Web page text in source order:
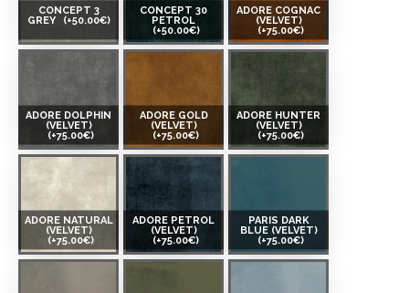
CONCEPT 3
GREY
(+50.00€)
CONCEPT 30
PETROL
(+50.00€)
ADORE COGNAC
(VELVET)
(+75.00€)
ADORE DOLPHIN
(VELVET)
(+75.00€)
ADORE GOLD
(VELVET)
(+75.00€)
ADORE HUNTER
(VELVET)
(+75.00€)
ADORE NATURAL
(VELVET)
(+75.00€)
ADORE PETROL
(VELVET)
(+75.00€)
PARIS DARK
BLUE (VELVET)
(+75.00€)